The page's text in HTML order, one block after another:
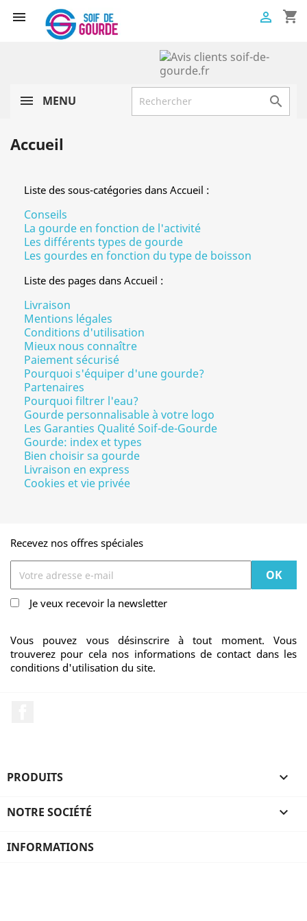
 shopping_cart

MENU 
Accueil
Liste des sous-catégories dans Accueil :
Conseils
La gourde en fonction de l'activité
Les différents types de gourde
Les gourdes en fonction du type de boisson
Liste des pages dans Accueil :
Livraison
Mentions légales
Conditions d'utilisation
Mieux nous connaître
Paiement sécurisé
Pourquoi s'équiper d'une gourde?
Partenaires
Pourquoi filtrer l'eau?
Gourde personnalisable à votre logo
Les Garanties Qualité Soif-de-Gourde
Gourde: index et types
Bien choisir sa gourde
Livraison en express
Cookies et vie privée
Recevez nos offres spéciales
Je veux recevoir la newsletter
Vous pouvez vous désinscrire à tout moment. Vous
trouverez pour cela nos informations de contact dans les
conditions d'utilisation du site.
PRODUITS 
NOTRE SOCIÉTÉ 
INFORMATIONS